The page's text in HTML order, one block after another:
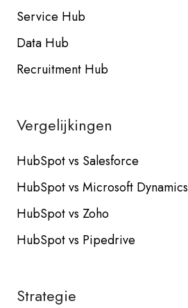
Service Hub
Data Hub
Recruitment Hub
Vergelijkingen
HubSpot vs Salesforce
HubSpot vs Microsoft Dynamics
HubSpot vs Zoho
HubSpot vs Pipedrive
Strategie